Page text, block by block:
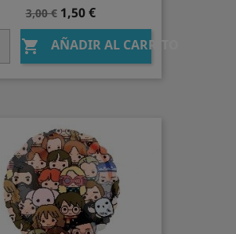
Precio
base
3,00 € Precio
1,50 €
 AÑADIR AL CARRITO